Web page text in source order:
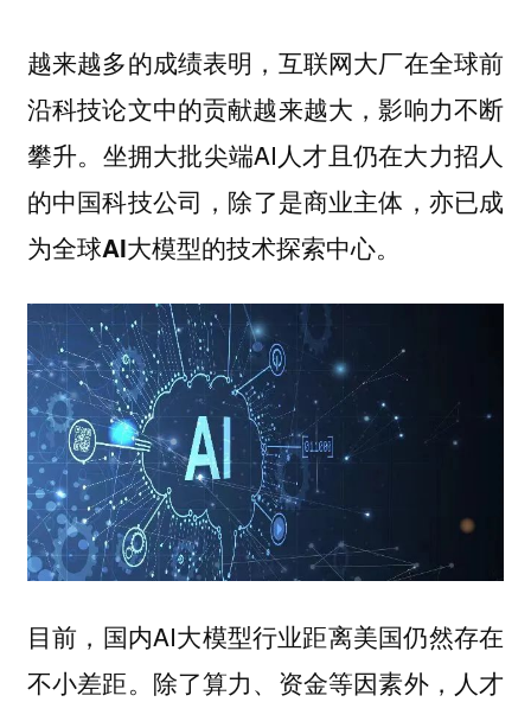
越来越多的成绩表明，互联网大厂在全球前
沿科技论文中的贡献越来越大，影响力不断
攀升。坐拥大批尖端AI人才且仍在大力招人
的中国科技公司， 除了是商业主体，亦已成
为全球AI大模型的技术探索中心。
目前，国内AI大模型行业距离美国仍然存在
不小差距。除了算力、资金等因素外，人才